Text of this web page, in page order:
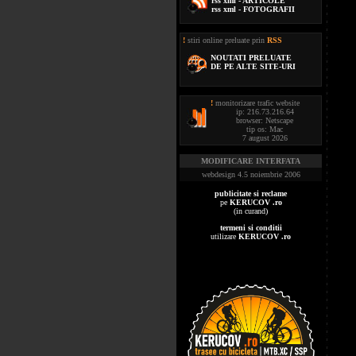
rss xml - FOTOGRAFII
! stiri online preluate prin RSS
NOUTATI PRELUATE
DE PE ALTE SITE-URI
! monitorizare trafic website
ip: 216.73.216.64
browser: Netscape
tip os: Mac
7 august 2026
MODIFICARE INTERFATA
webdesign 4.5 noiembrie 2006
publicitate si reclame
pe KERUCOV .ro
(in curand)
termeni si conditii
utilizare KERUCOV .ro